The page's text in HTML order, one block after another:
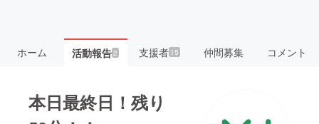
ホーム 活動報告2 支援者 15 仲間募集 コメント
本日最終日！残り